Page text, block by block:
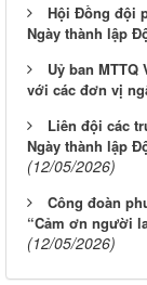
Hội Đồng đội
Ngày thành lập
Uỷ ban
với các đơn vị
Liên đội các
Ngày thành lập
(12/05/2026)
Công đoàn
“Cảm ơn người
(12/05/2026)